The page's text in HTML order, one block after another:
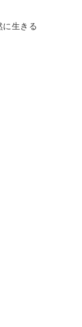
に生きる